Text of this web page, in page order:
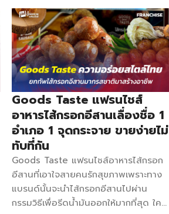
มาแล้ว โดยเกิดจากการร่วมทุนกับบริษัทเบ
เกอรี่ชั้นนำของประเทศญี่ปุ่น และยังเป็น
หนึ่งในเครือสหพัฒน์ ที่สามารถผลิตเบเก
อรี่คุณภาพสูงได้ โดยมีวิธีการผลิตและ
เทคโนโลยีที่ได้มาตรฐาน ได้รับ
เครื่องหมายมาตรฐานการผลิตสินค้าทั้ง
GHP, HACCP, HALAL และ SGS ที่บอก
เลยว่าแต่ละเครื่องหมายไม่ได้ได้มาง่าย ๆ
ก็ต้องฝ่าฟัน ต้องของดี คุณภาพได้ ถึงจะ
ได้รับการรับรองในระดับสากล จุดเด่น
ของ Richesse -มีโรงงานผลิตสินค้าและ
พัฒนาสินค้าได้อย่างมีมาตรฐาน ได้รับ
การยอมรับจากสากล -สินค้าที่ทำออกมามี
หลากหลายรูปแบบทั้ง เค้กหน้าตาน่าทาน
เบเกอรี่ประเภทต่าง ๆ อย่างพวกขนมปัง
Goods Taste แฟรนไชส์
อาหารไส้กรอกอีสานเลื่องชื่อ 1
อำเภอ 1 จุดกระจาย ขายง่ายไม่
ทับที่กัน
Goods Taste แฟรนไชส์อาหารไส้กรอก
อีสานที่เอาใจสายคนรักสุขภาพเพราะทาง
แบรนด์นั้นจะนำไส้กรอกอีสานไปผ่าน
กรรมวิธีเพื่อรีดน้ำมันออกให้มากที่สุด ใคร